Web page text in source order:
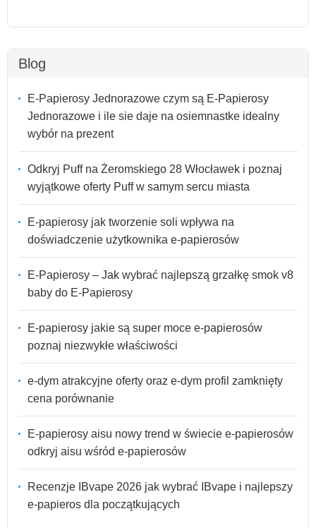
Blog
E-Papierosy Jednorazowe czym są E-Papierosy
Jednorazowe i ile sie daje na osiemnastke idealny
wybór na prezent
Odkryj Puff na Żeromskiego 28 Włocławek i poznaj
wyjątkowe oferty Puff w samym sercu miasta
E-papierosy jak tworzenie soli wpływa na
doświadczenie użytkownika e-papierosów
E-Papierosy – Jak wybrać najlepszą grzałkę smok v8
baby do E-Papierosy
E-papierosy jakie są super moce e-papierosów
poznaj niezwykłe właściwości
e-dym atrakcyjne oferty oraz e-dym profil zamknięty
cena porównanie
E-papierosy aisu nowy trend w świecie e-papierosów
odkryj aisu wśród e-papierosów
Recenzje IBvape 2026 jak wybrać IBvape i najlepszy
e-papieros dla początkujących